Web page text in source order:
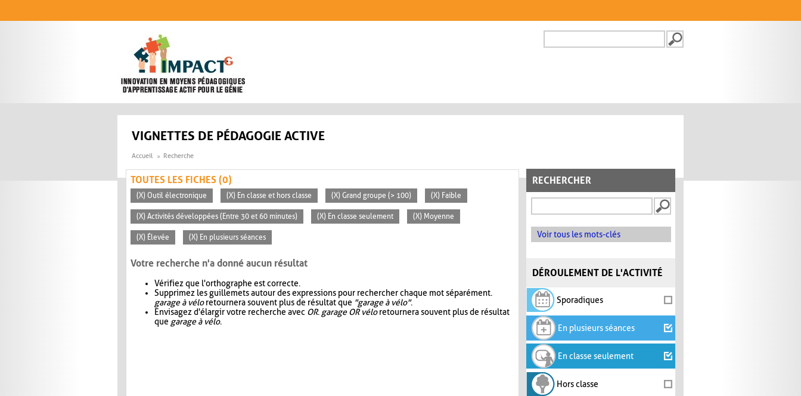
FORMULAIRE DE
VIGNETTES DE PÉDAGOGIE ACTIVE
Accueil Recherche
RECHERCHER
Voir tous les mots-clés
DÉROULEMENT DE L'ACTIVITÉ
Sporadiques
En plusieurs séances
En classe seulement
Hors classe
TOUTES LES FICHES (0)
(X) Outil électronique (X) En classe et hors classe (X) Grand groupe (> 100) (X) Faible
(X) Activités développées (Entre 30 et 60 minutes) (X) En classe seulement (X) Moyenne
(X) Élevée (X) En plusieurs séances
Votre recherche n'a donné aucun résultat
Vérifiez que l'orthographe est correcte.
Supprimez les guillemets autour des expressions pour rechercher chaque mot séparément.
garage à véloretournera souvent plus de résultat que "garage à vélo".
Envisagez d'élargir votre recherche avec OR. garage OR véloretournera souvent plus de résultat
que garage à vélo.